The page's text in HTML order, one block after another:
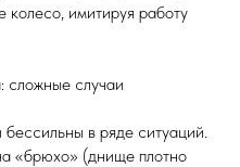
имитируя работу
сложные случаи
в ряде ситуаций.
«брюхо» (днище плотно